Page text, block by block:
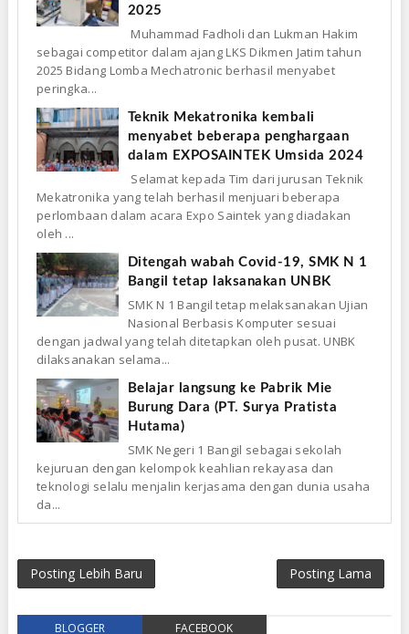
2025
Muhammad Fadholi dan Lukman Hakim
sebagai competitor dalam ajang LKS Dikmen Jatim tahun
2025 Bidang Lomba Mechatronic berhasil menyabet
peringka...
Teknik Mekatronika kembali
menyabet beberapa penghargaan
dalam EXPOSAINTEK Umsida 2024
Selamat kepada Tim dari jurusan Teknik
Mekatronika yang telah berhasil menjuari beberapa
perlombaan dalam acara Expo Saintek yang diadakan
oleh ...
Ditengah wabah Covid-19, SMK N 1
Bangil tetap laksanakan UNBK
SMK N 1 Bangil tetap melaksanakan Ujian
Nasional Berbasis Komputer sesuai
dengan jadwal yang telah ditetapkan oleh pusat. UNBK
dilaksanakan selama...
Belajar langsung ke Pabrik Mie
Burung Dara (PT. Surya Pratista
Hutama)
SMK Negeri 1 Bangil sebagai sekolah
kejuruan dengan kelompok keahlian rekayasa dan
teknologi selalu menjalin kerjasama dengan dunia usaha
da...
Posting Lebih Baru Posting Lama
BLOGGER FACEBOOK